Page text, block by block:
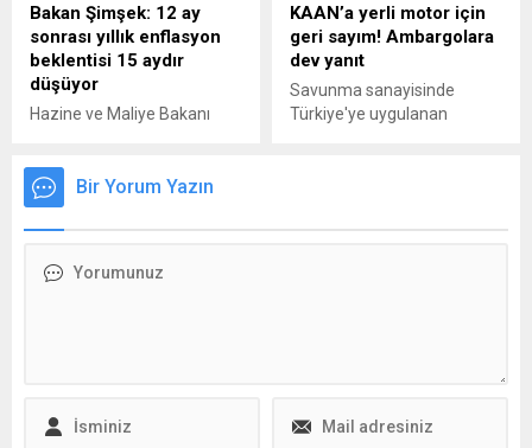
ödülü, TAV Havalimanları
İnsan Kaynakları Grup
Başkanı Hakan Öker teslim
aldı.
Bakan Şimşek: 12 ay
sonrası yıllık enflasyon
beklentisi 15 aydır
düşüyor
Hazine ve Maliye Bakanı
beklentilerdeki iyileşme
devam ediyor, 12 ay sonrası
yıllık enflasyon beklentisi 15
KAAN’a yerli motor için
geri sayım! Ambargolara
dev yanıt
Savunma sanayisinde
Türkiye'ye uygulanan
KAAN ile tam entegrasyon
Bir Yorum Yazın